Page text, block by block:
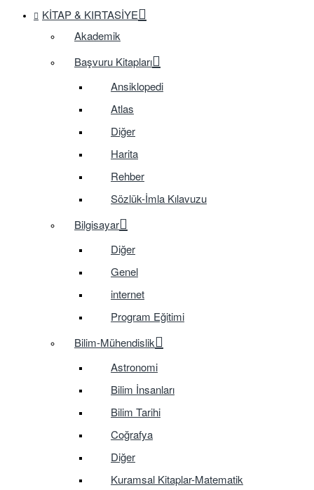
KITAP & KIRTASIYE
Akademik
Başvuru Kitapları
Ansiklopedi
Atlas
Diğer
Harita
Rehber
Sözlük-İmla Kılavuzu
Bilgisayar
Diğer
Genel
internet
Program Eğitimi
Bilim-Mühendislik
Astronomi
Bilim İnsanları
Bilim Tarihi
Coğrafya
Diğer
Kuramsal Kitaplar-Matematik